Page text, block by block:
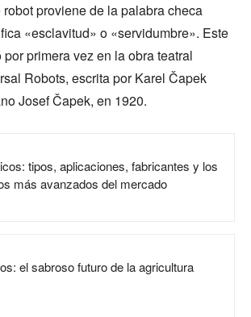
proviene de la palabra checa
«esclavitud» o «servidumbre». Este
primera vez en la obra teatral
Robots, escrita por Karel Čapek
Josef Čapek, en 1920.
tipos, aplicaciones, fabricantes y los
más avanzados del mercado
el sabroso futuro de la agricultura